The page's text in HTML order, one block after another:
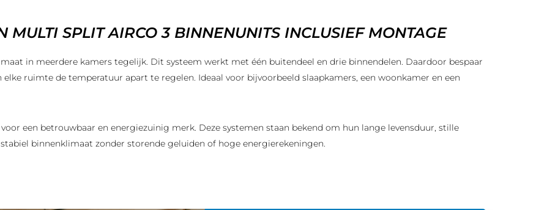
MULTI SPLIT AIRCO 3 BINNENUNITS INCLUSIEF MONTAGE
in meerdere kamers tegelijk. Dit systeem werkt met één buitendeel en drie binnendelen. Daardoor bespaar
ruimte de temperatuur apart te regelen. Ideaal voor bijvoorbeeld slaapkamers, een woonkamer en een
voor een betrouwbaar en energiezuinig merk. Deze systemen staan bekend om hun lange levensduur, stille
binnenklimaat zonder storende geluiden of hoge energierekeningen.